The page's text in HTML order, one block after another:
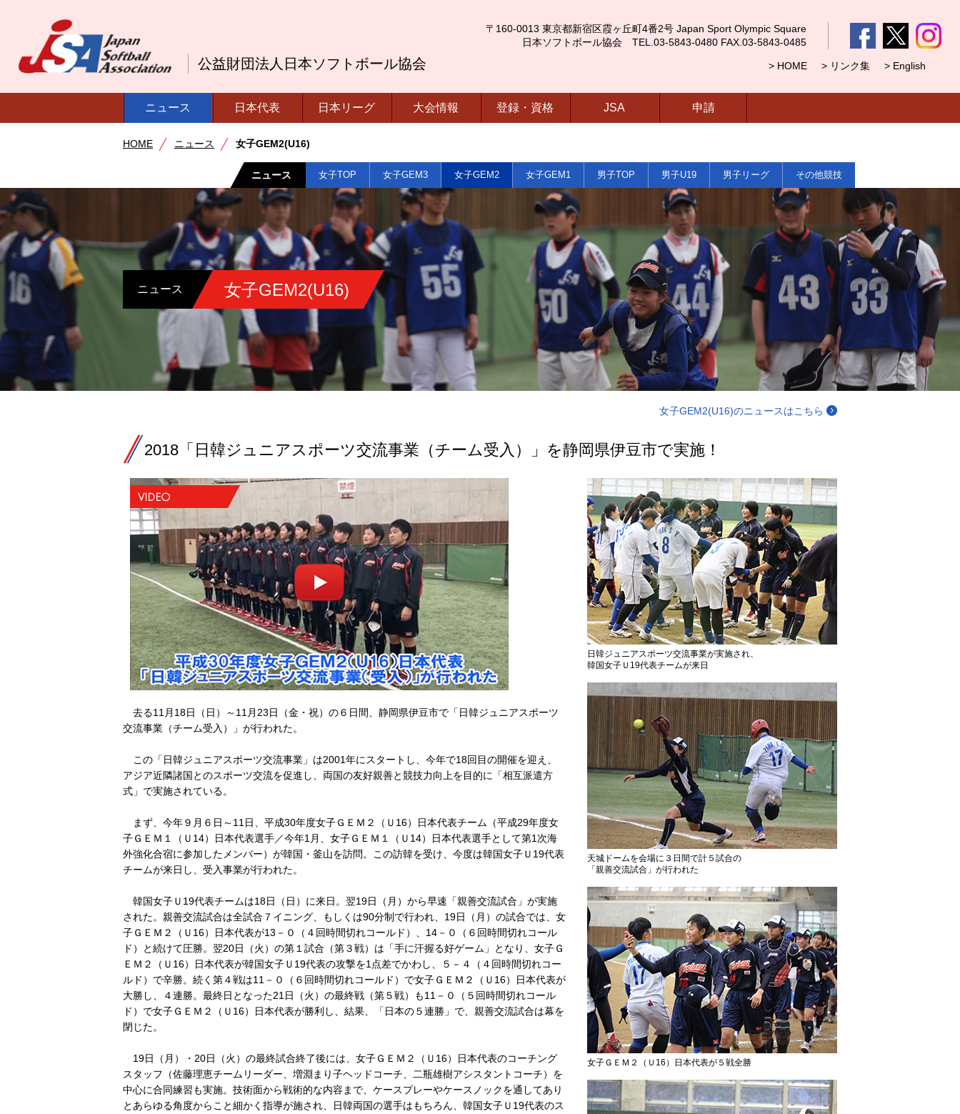
公益財団法人日本ソフトボール協会
〒160-0013 東京都新宿区霞ヶ丘町4番2号 Japan Sport Olympic Square
日本ソフトボール協会 TEL.03-5843-0480 FAX.03-5843-0485
> HOME > リンク集 > English
ニュース 日本代表 日本リーグ 大会情報 登録・資格 JSA 申請
HOME ニュース 女子GEM2(U16)
ニュース 女子TOP 女子GEM3 女子GEM2 女子GEM1 男子TOP 男子U19 男子リーグ その他競技
ニュース 女子GEM2(U16)
女子GEM2(U16)のニュースはこちら
2018「日韓ジュニアスポーツ交流事業（チーム受入）」を静岡県伊豆市で実施！
日韓ジュニアスポーツ交流事業が実施され、
韓国女子Ｕ19代表チームが来日
天城ドームを会場に３日間で計５試合の
「親善交流試合」が行われた
女子ＧＥＭ２（Ｕ16）日本代表が５戦全勝
去る11月18日（日）～11月23日（金・祝）の６日間、静岡県伊豆市で「日韓ジュニアスポーツ
交流事業（チーム受入）」が行われた。
この「日韓ジュニアスポーツ交流事業」は2001年にスタートし、今年で18回目の開催を迎え、
アジア近隣諸国とのスポーツ交流を促進し、両国の友好親善と競技力向上を目的に「相互派遣方
式」で実施されている。
まず、今年９月６日～11日、平成30年度女子ＧＥＭ２（Ｕ16）日本代表チーム（平成29年度女
子ＧＥＭ１（Ｕ14）日本代表選手／今年1月、女子ＧＥＭ１（Ｕ14）日本代表選手として第1次海
外強化合宿に参加したメンバー）が韓国・釜山を訪問。この訪韓を受け、今度は韓国女子Ｕ19代表
チームが来日し、受入事業が行われた。
韓国女子Ｕ19代表チームは18日（日）に来日。翌19日（月）から早速「親善交流試合」が実施
された。親善交流試合は全試合７イニング、もしくは90分制で行われ、19日（月）の試合では、女
子ＧＥＭ２（Ｕ16）日本代表が13－０（４回時間切れコールド）、14－０（６回時間切れコール
ド）と続けて圧勝。翌20日（火）の第１試合（第３戦）は「手に汗握る好ゲーム」となり、女子Ｇ
ＥＭ２（Ｕ16）日本代表が韓国女子Ｕ19代表の攻撃を1点差でかわし、５－４（４回時間切れコー
ルド）で辛勝。続く第４戦は11－０（６回時間切れコールド）で女子ＧＥＭ２（Ｕ16）日本代表が
大勝し、４連勝。最終日となった21日（火）の最終戦（第５戦）も11－０（５回時間切れコール
ド）で女子ＧＥＭ２（Ｕ16）日本代表が勝利し、結果、「日本の５連勝」で、親善交流試合は幕を
閉じた。
19日（月）・20日（火）の最終試合終了後には、女子ＧＥＭ２（Ｕ16）日本代表のコーチング
スタッフ（佐藤理恵チームリーダー、増淵まり子ヘッドコーチ、二瓶雄樹アシスタントコーチ）を
中心に合同練習も実施。技術面から戦術的な内容まで、ケースプレーやケースノックを通してあり
とあらゆる角度からこと細かく指導が施され、日韓両国の選手はもちろん、韓国女子Ｕ19代表のス